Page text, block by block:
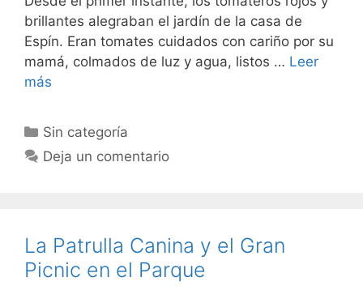
brillantes alegraban el jardín de la casa de
Espín. Eran tomates cuidados con cariño por su
mamá, colmados de luz y agua, listos … Leer
más
Categorías
Sin categoría
Deja un comentario
La Patrulla Canina y el Gran
Picnic en el Parque